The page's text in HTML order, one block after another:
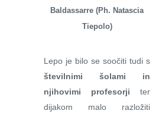
Baldassarre (Ph. Natascia
Tiepolo)
Lepo je bilo se soočiti tudi s
številnimi šolami in
njihovimi profesorji ter
dijakom malo razložiti